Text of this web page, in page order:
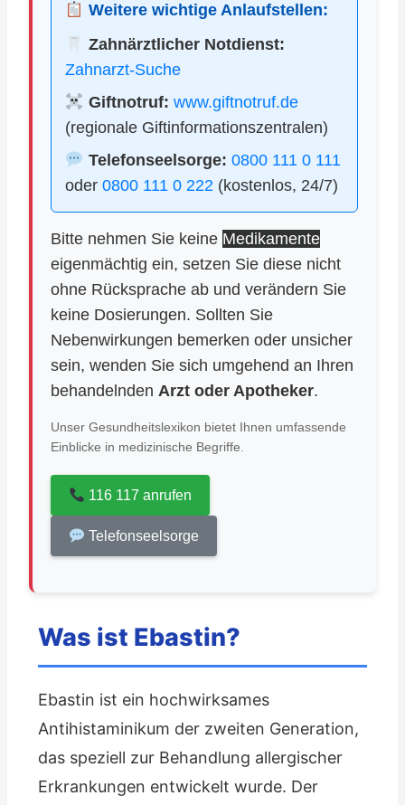
Weitere wichtige Anlaufstellen:
Zahnärztlicher Notdienst:
Zahnarzt-Suche
Giftnotruf: www.giftnotruf.de
(regionale Giftinformationszentralen)
Telefonseelsorge: 0800 111 0 111
oder 0800 111 0 222 (kostenlos, 24/7)
Bitte nehmen Sie keine Medikamente
eigenmächtig ein, setzen Sie diese nicht
ohne Rücksprache ab und verändern Sie
keine Dosierungen. Sollten Sie
Nebenwirkungen bemerken oder unsicher
sein, wenden Sie sich umgehend an Ihren
behandelnden Arzt oder Apotheker.
Unser Gesundheitslexikon bietet Ihnen umfassende
Einblicke in medizinische Begriffe.
116 117 anrufen
Telefonseelsorge
Was ist Ebastin?
Ebastin ist ein hochwirksames
Antihistaminikum der zweiten Generation,
das speziell zur Behandlung allergischer
Erkrankungen entwickelt wurde. Der